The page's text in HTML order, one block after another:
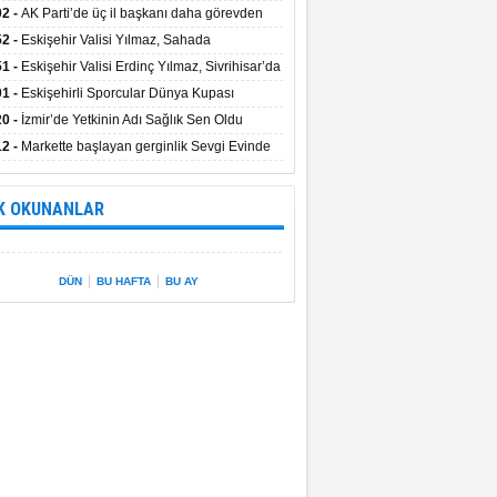
- AK Parti’de üç il başkanı daha görevden
- Eskişehir Valisi Yılmaz, Sahada
Bulundu
- Eskişehir Valisi Erdinç Yılmaz, Sivrihisar’da
- Eskişehirli Sporcular Dünya Kupası
Vali Yılmaz’la Paylaştı
- İzmir’de Yetkinin Adı Sağlık Sen Oldu
- Markette başlayan gerginlik Sevgi Evinde
OKUNANLAR
DÜN BU HAFTA BU AY